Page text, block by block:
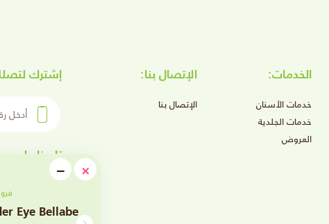
×
close−
Minimize
Eye Bellabe
الخدمات:
خدمات الأسنان
خدمات الجلدية
العروض
الإتصال بنا:
الإتصال بنا
إشترك
تابعنا على